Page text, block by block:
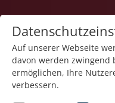
Auf unserer Webseite
davon werden zwingend
ermöglichen, Ihre
verbessern.